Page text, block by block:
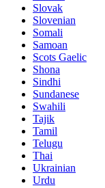
Slovak
Slovenian
Somali
Samoan
Scots Gaelic
Shona
Sindhi
Sundanese
Swahili
Tajik
Tamil
Telugu
Thai
Ukrainian
Urdu